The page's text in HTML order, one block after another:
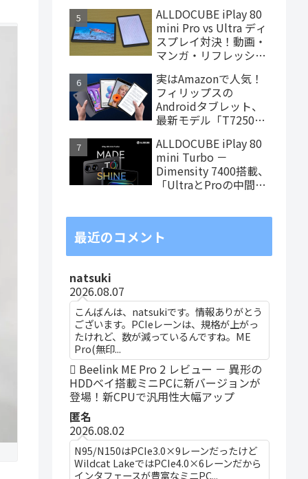
LEDライト
ALLDOCUBE iPlay 80
mini Pro vs Ultra ディ
スプレイ対決！動画・
マンガ・リフレッシュ
実はAmazonで人気！
フィリップスの
Androidタブレット、
最新モデル「T7250」
ALLDOCUBE iPlay 80
mini Turbo －
Dimensity 7400搭載、
「UltraとProの中間ス
最近のコメント
natsuki
2026.08.07
こんばんは、natsukiです。情報ありがとう
ございます。PCIeレーンは、規格が上がっ
たけれど、数が減っているんですね。ME
Pro(無印...
Beelink ME Pro 2 レビュー － 異形の
HDDベイ搭載ミニPCに新バージョンが
登場！新CPUで汎用性大幅アップ
匿名
2026.08.02
N95/N150はPCIe3.0×9レーンだったけど
Wildcat LakeではPCIe4.0×6レーンだから
インタフェースが豊富なミニPC...